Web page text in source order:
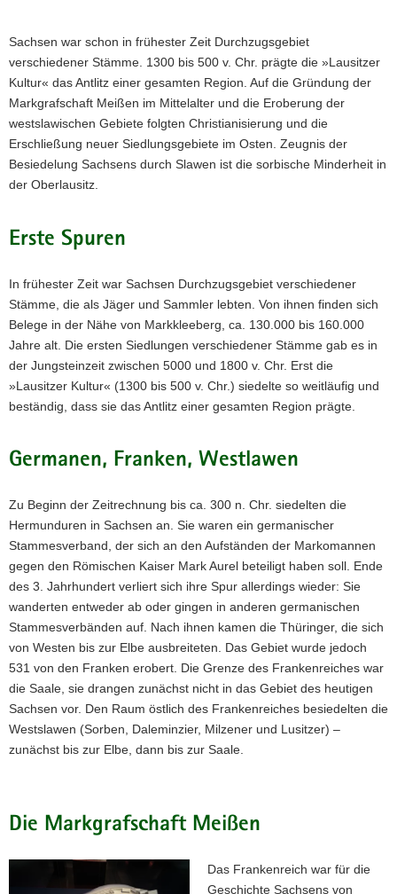
v
i
g
a
t
i
o
n
Sachsen war schon in frühester Zeit Durchzugsgebiet
verschiedener Stämme. 1300 bis 500 v. Chr. prägte die »Lausitzer
Kultur« das Antlitz einer gesamten Region. Auf die Gründung der
Markgrafschaft Meißen im Mittelalter und die Eroberung der
westslawischen Gebiete folgten Christianisierung und die
Erschließung neuer Siedlungsgebiete im Osten. Zeugnis der
Besiedelung Sachsens durch Slawen ist die sorbische Minderheit in
der Oberlausitz.
Erste Spuren
In frühester Zeit war Sachsen Durchzugsgebiet verschiedener
Stämme, die als Jäger und Sammler lebten. Von ihnen finden sich
Belege in der Nähe von Markkleeberg, ca. 130.000 bis 160.000
Jahre alt. Die ersten Siedlungen verschiedener Stämme gab es in
der Jungsteinzeit zwischen 5000 und 1800 v. Chr. Erst die
»Lausitzer Kultur« (1300 bis 500 v. Chr.) siedelte so weitläufig und
beständig, dass sie das Antlitz einer gesamten Region prägte.
Germanen, Franken, Westlawen
Zu Beginn der Zeitrechnung bis ca. 300 n. Chr. siedelten die
Hermunduren in Sachsen an. Sie waren ein germanischer
Stammesverband, der sich an den Aufständen der Markomannen
gegen den Römischen Kaiser Mark Aurel beteiligt haben soll. Ende
des 3. Jahrhundert verliert sich ihre Spur allerdings wieder: Sie
wanderten entweder ab oder gingen in anderen germanischen
Stammesverbänden auf. Nach ihnen kamen die Thüringer, die sich
von Westen bis zur Elbe ausbreiteten. Das Gebiet wurde jedoch
531 von den Franken erobert. Die Grenze des Frankenreiches war
die Saale, sie drangen zunächst nicht in das Gebiet des heutigen
Sachsen vor. Den Raum östlich des Frankenreiches besiedelten die
Westslawen (Sorben, Daleminzier, Milzener und Lusitzer) –
zunächst bis zur Elbe, dann bis zur Saale.
Die Markgrafschaft Meißen
Das Frankenreich war für die
Geschichte Sachsens von